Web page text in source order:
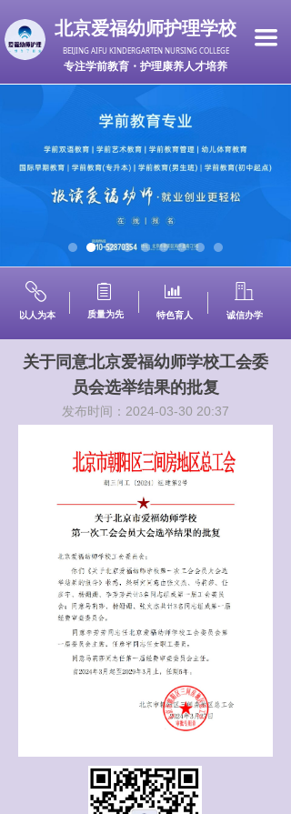
北京爱福幼师护理学校
BEIJING AIFU KINDERGARTEN NURSING COLLEGE
专注学前教育・护理康养人才培养
끀
关于同意北京爱福幼师学校工会委
员会选举结果的批复
以人为本
ꁓ
质量为先
ꁩ
特色育人
ꀄ
诚信办学
ꀶ
发布时间： 2024-03-30 20:37